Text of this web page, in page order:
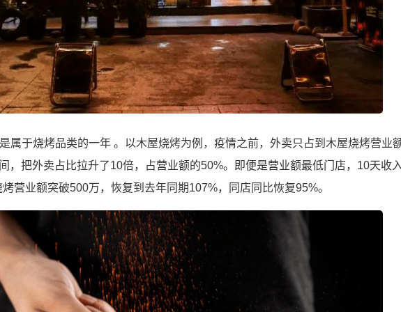
属于烧烤品类的一年 。以木屋烧烤为例，疫情之前，外卖只占到木屋烧烤营业
，把外卖占比拉升了10倍，占营业额的50%。即便是营业额最低门店，10天收
营业额突破500万，恢复到去年同期107%，同店同比恢复95%。